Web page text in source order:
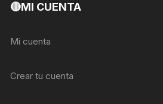
🔴MI CUENTA
Mi cuenta
Crear tu cuenta